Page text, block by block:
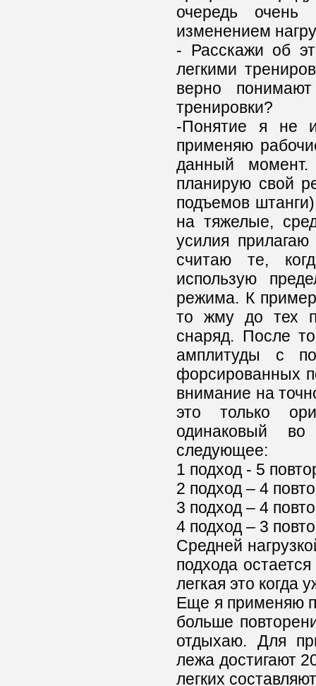
очередь очень
изменением
- Расскажи об
легкими
верно
тренировки?
-Понятие я не
применяю
данный
планирую свой
подъемов
на тяжелые,
усилия
считаю те,
использую
режима. К
то жму до тех
снаряд. После
амплитуды с
форсированных
внимание на
это только
одинаковый
следующее:
1 подход - 5
2 подход – 4
3 подход – 4
4 подход – 3
Средней
подхода
легкая это когда
Еще я применяю
больше
отдыхаю. Для
лежа достигают
легких